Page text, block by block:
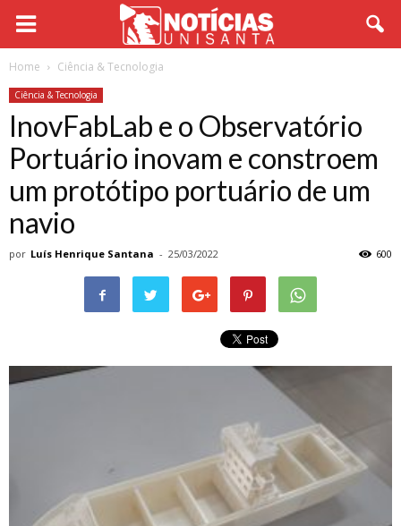
Home Ciência & Tecnologia
Ciência & Tecnologia
InovFabLab e o Observatório
Portuário inovam e constroem
um protótipo portuário de um
navio
por Luís Henrique Santana - 25/03/2022 600